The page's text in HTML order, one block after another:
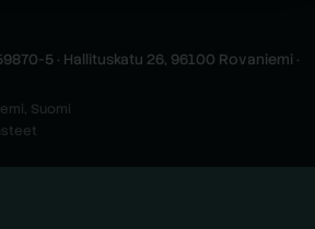
5 · Hallituskatu 26, 96100 Rovaniemi ·
Suomi